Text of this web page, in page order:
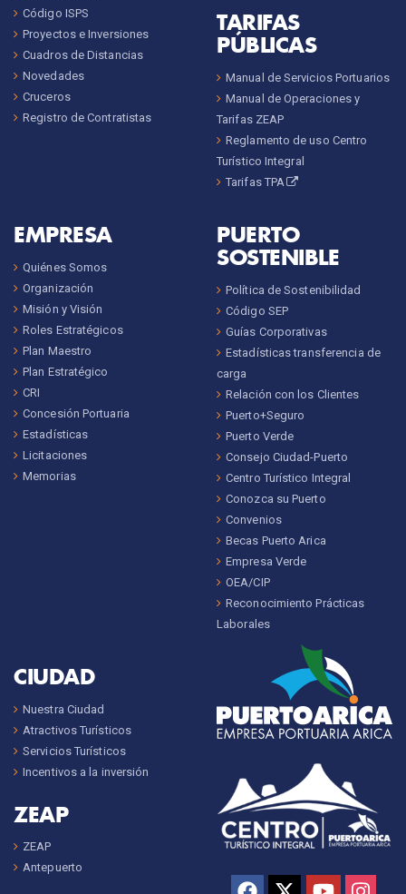
Código ISPS
Proyectos e Inversiones
Cuadros de Distancias
Novedades
Cruceros
Registro de Contratistas
TARIFAS
PÚBLICAS
Manual de Servicios Portuarios
Manual de Operaciones y
Tarifas ZEAP
Reglamento de uso Centro
Turístico Integral
Tarifas TPA
EMPRESA
Quiénes Somos
Organización
Misión y Visión
Roles Estratégicos
Plan Maestro
Plan Estratégico
CRI
Concesión Portuaria
Estadísticas
Licitaciones
Memorias
PUERTO
SOSTENIBLE
Política de Sostenibilidad
Código SEP
Guías Corporativas
Estadísticas transferencia de
carga
Relación con los Clientes
Puerto+Seguro
Puerto Verde
Consejo Ciudad-Puerto
Centro Turístico Integral
Conozca su Puerto
Convenios
Becas Puerto Arica
Empresa Verde
OEA/CIP
Reconocimiento Prácticas
Laborales
CIUDAD
Nuestra Ciudad
Atractivos Turísticos
Servicios Turísticos
Incentivos a la inversión
ZEAP
ZEAP
Antepuerto